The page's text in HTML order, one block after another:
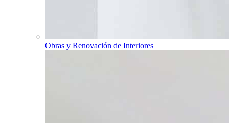
Obras y Renovación de Interiores